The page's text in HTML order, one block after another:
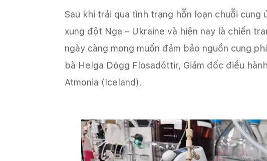
Sau khi trải qua tình trạng hỗn loạn chuỗi cung
xung đột Nga – Ukraine và hiện nay là chiến
ngày càng mong muốn đảm bảo nguồn cung
bà Helga Dögg Flosadóttir, Giám đốc điều
Atmonia (Iceland).